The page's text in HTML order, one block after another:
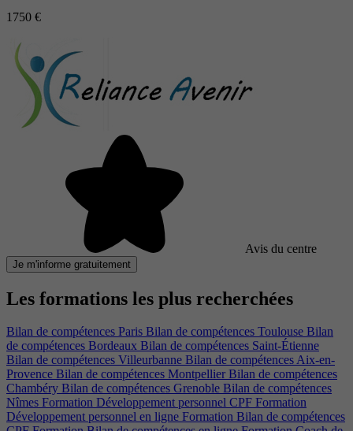
1750 €
Avis du centre
Je m'informe gratuitement
Les formations les plus recherchées
Bilan de compétences Paris Bilan de compétences Toulouse Bilan
de compétences Bordeaux Bilan de compétences Saint-Étienne
Bilan de compétences Villeurbanne Bilan de compétences Aix-en-
Provence Bilan de compétences Montpellier Bilan de compétences
Chambéry Bilan de compétences Grenoble Bilan de compétences
Nîmes Formation Développement personnel CPF Formation
Développement personnel en ligne Formation Bilan de compétences